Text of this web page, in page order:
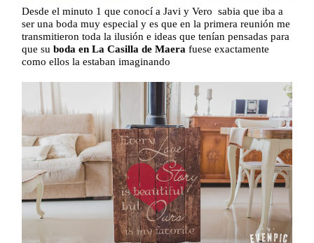
Desde el minuto 1 que conocí a Javi y Vero sabia que iba a
ser una boda muy especial y es que en la primera reunión me
transmitieron toda la ilusión e ideas que tenían pensadas para
que suboda en La Casilla de Maera fuese exactamente
como ellos la estaban imaginando